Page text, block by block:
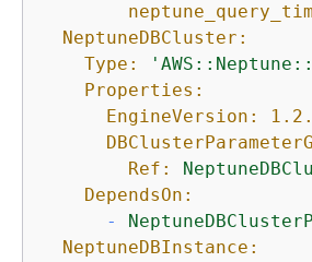
NeptuneDBCluster:
Type:
Properties:
EngineVersion:
1.2
Ref:
DependsOn:
-
NeptuneDBInstance: